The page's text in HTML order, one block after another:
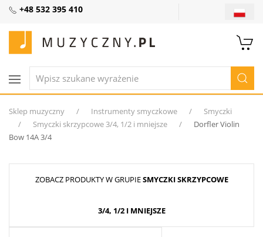
+48 532 395 410
Sklep muzyczny Instrumenty smyczkowe
Smyczki
Smyczki skrzypcowe 3/4, 1/2 i mniejsze
Dorfler Violin
Bow 14A 3/4
ZOBACZ PRODUKTY W GRUPIESMYCZKI SKRZYPCOWE
3/4, 1/2 I MNIEJSZE